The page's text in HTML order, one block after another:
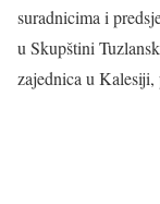
suradnicima i
u Skupštini
zajednica u